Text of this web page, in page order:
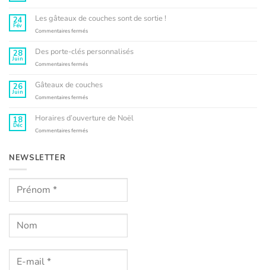
L’Atelier
Kyko
s’engage
24
Fév
Les gâteaux de couches sont de sortie !
Commentaires ferméssur
de
couches
sortie
!
28
Juin
Des porte-clés personnalisés
Commentaires ferméssur
clés
personnalisés
26
Juin
Gâteaux de couches
Commentaires ferméssur
couches
18
Déc
Horaires d’ouverture de Noël
Commentaires ferméssur
NEWSLETTER